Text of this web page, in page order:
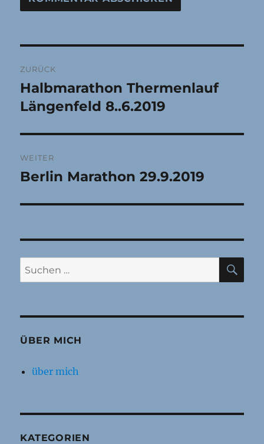
ZURÜCK
Vorheriger
Beitrag:
Halbmarathon Thermenlauf
Längenfeld 8..6.2019
WEITER
Nächster
Berlin Marathon 29.9.2019
Suchen
nach:
ÜBER MICH
über mich
KATEGORIEN